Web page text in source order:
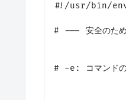
#!/usr/bin/
# --- 安全のた
# -e: コマンドの